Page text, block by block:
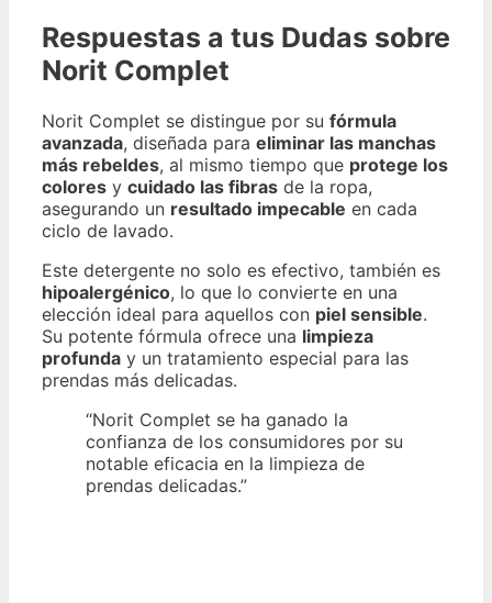
Respuestas a tus Dudas sobre
Norit Complet
Norit Complet se distingue por su fórmula
avanzada, diseñada para eliminar las manchas
más rebeldes, al mismo tiempo que protege los
colores y cuidado las fibras de la ropa,
asegurando un resultado impecable en cada
ciclo de lavado.
Este detergente no solo es efectivo, también es
hipoalergénico, lo que lo convierte en una
elección ideal para aquellos con piel sensible.
Su potente fórmula ofrece una limpieza
profunda y un tratamiento especial para las
prendas más delicadas.
“Norit Complet se ha ganado la
confianza de los consumidores por su
notable eficacia en la limpieza de
prendas delicadas.”